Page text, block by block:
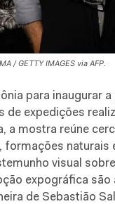
/ GETTY IMAGES via AFP.
para inaugurar
de expedições
a mostra reúne
formações
visual
expográfica
de Sebastião